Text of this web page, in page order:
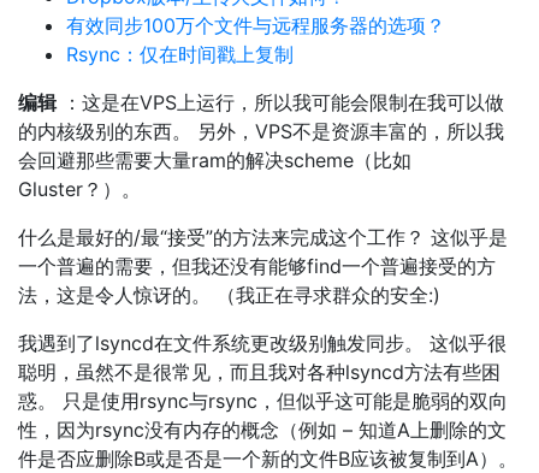
有效同步100万个文件与远程服务器的选项？
Rsync：仅在时间戳上复制
编辑：这是在VPS上运行，所以我可能会限制在我可以做
的内核级别的东西。 另外，VPS不是资源丰富的，所以我
会回避那些需要大量ram的解决scheme（比如
Gluster？）。
什么是最好的/最“接受”的方法来完成这个工作？ 这似乎是
一个普遍的需要，但我还没有能够find一个普遍接受的方
法，这是令人惊讶的。 （我正在寻求群众的安全:)
我遇到了lsyncd在文件系统更改级别触发同步。 这似乎很
聪明，虽然不是很常见，而且我对各种lsyncd方法有些困
惑。 只是使用rsync与rsync，但似乎这可能是脆弱的双向
性，因为rsync没有内存的概念（例如 – 知道A上删除的文
件是否应删除B或是否是一个新的文件B应该被复制到A）。